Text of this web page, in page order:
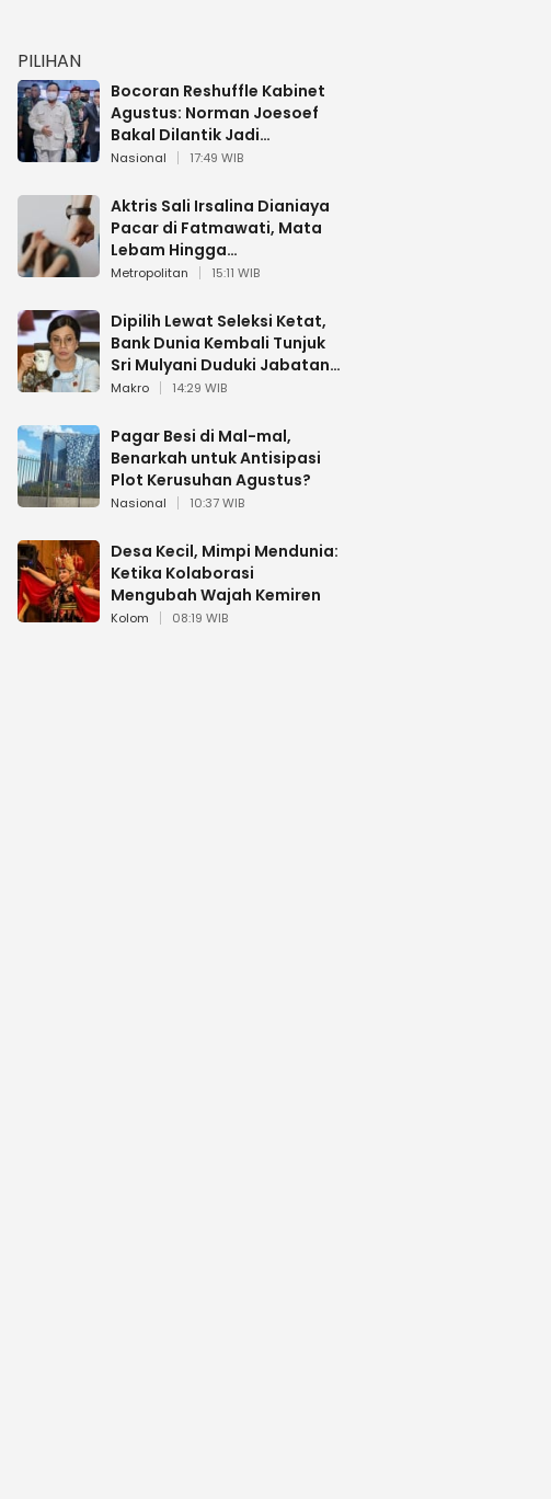
PILIHAN
Bocoran Reshuffle Kabinet
Agustus: Norman Joesoef
Bakal Dilantik Jadi
Wamenhan RI
Nasional 17:49 WIB
Aktris Sali Irsalina Dianiaya
Pacar di Fatmawati, Mata
Lebam Hingga
Diselamatkan Polantas
Metropolitan 15:11 WIB
Dipilih Lewat Seleksi Ketat,
Bank Dunia Kembali Tunjuk
Sri Mulyani Duduki Jabatan
Strategis
Makro 14:29 WIB
Pagar Besi di Mal-mal,
Benarkah untuk Antisipasi
Plot Kerusuhan Agustus?
Nasional 10:37 WIB
Desa Kecil, Mimpi Mendunia:
Ketika Kolaborasi
Mengubah Wajah Kemiren
Kolom 08:19 WIB